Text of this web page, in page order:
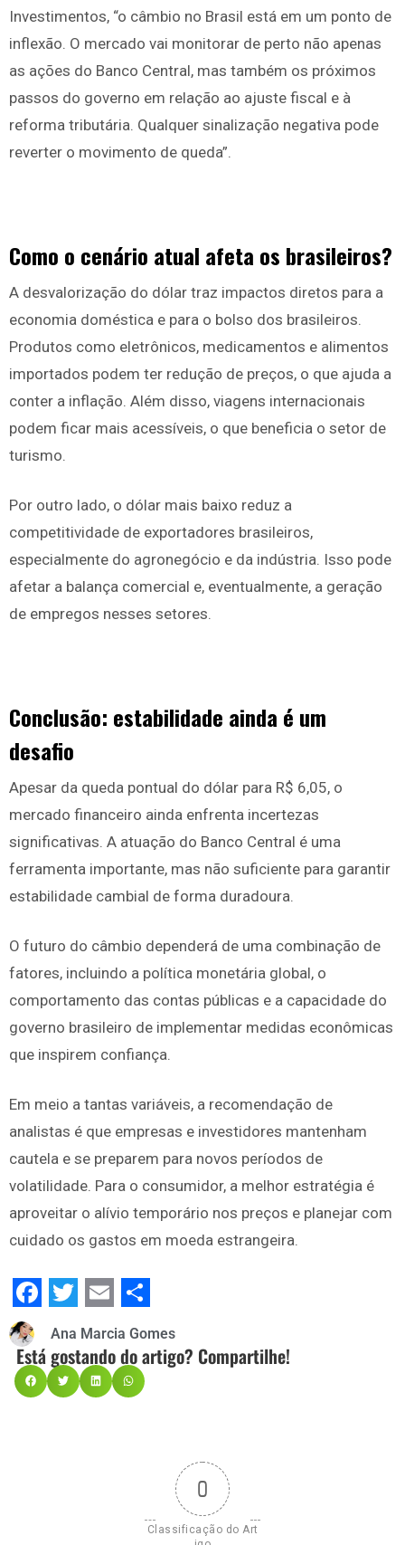
Investimentos, “o câmbio no Brasil está em um ponto de
inflexão. O mercado vai monitorar de perto não apenas
as ações do Banco Central, mas também os próximos
passos do governo em relação ao ajuste fiscal e à
reforma tributária. Qualquer sinalização negativa pode
reverter o movimento de queda”.
Como o cenário atual afeta os brasileiros?
A desvalorização do dólar traz impactos diretos para a
economia doméstica e para o bolso dos brasileiros.
Produtos como eletrônicos, medicamentos e alimentos
importados podem ter redução de preços, o que ajuda a
conter a inflação. Além disso, viagens internacionais
podem ficar mais acessíveis, o que beneficia o setor de
turismo.
Por outro lado, o dólar mais baixo reduz a
competitividade de exportadores brasileiros,
especialmente do agronegócio e da indústria. Isso pode
afetar a balança comercial e, eventualmente, a geração
de empregos nesses setores.
Conclusão: estabilidade ainda é um
desafio
Apesar da queda pontual do dólar para R$ 6,05, o
mercado financeiro ainda enfrenta incertezas
significativas. A atuação do Banco Central é uma
ferramenta importante, mas não suficiente para garantir
estabilidade cambial de forma duradoura.
O futuro do câmbio dependerá de uma combinação de
fatores, incluindo a política monetária global, o
comportamento das contas públicas e a capacidade do
governo brasileiro de implementar medidas econômicas
que inspirem confiança.
Em meio a tantas variáveis, a recomendação de
analistas é que empresas e investidores mantenham
cautela e se preparem para novos períodos de
volatilidade. Para o consumidor, a melhor estratégia é
aproveitar o alívio temporário nos preços e planejar com
cuidado os gastos em moeda estrangeira.
Facebook
Twitter
Email
Share
Ana Marcia Gomes
Está gostando do artigo? Compartilhe!
0
Classificação do Art